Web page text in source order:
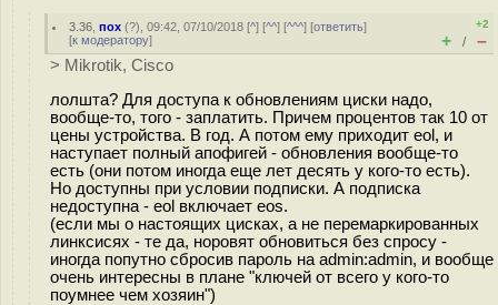
3.36 ,пох (?), 09:42, 07/10/2018 [^] [^^] [^^^] [ответить]
[к модератору]
+2
+ / –
> Mikrotik, Cisco
лолшта? Для доступа к обновлениям циски надо,
вообще-то, того - заплатить. Причем процентов так 10 от
цены устройства. В год. А потом ему приходит eol, и
наступает полный апофигей - обновления вообще-то
есть (они потом иногда еще лет десять у кого-то есть).
Но доступны при условии подписки. А подписка
недоступна - eol включает eos.
(если мы о настоящих цисках, а не перемаркированных
линксисях - те да, норовят обновиться без спросу -
иногда попутно сбросив пароль на admin:admin, и вообще
очень интересны в плане "ключей от всего у кого-то
поумнее чем хозяин")